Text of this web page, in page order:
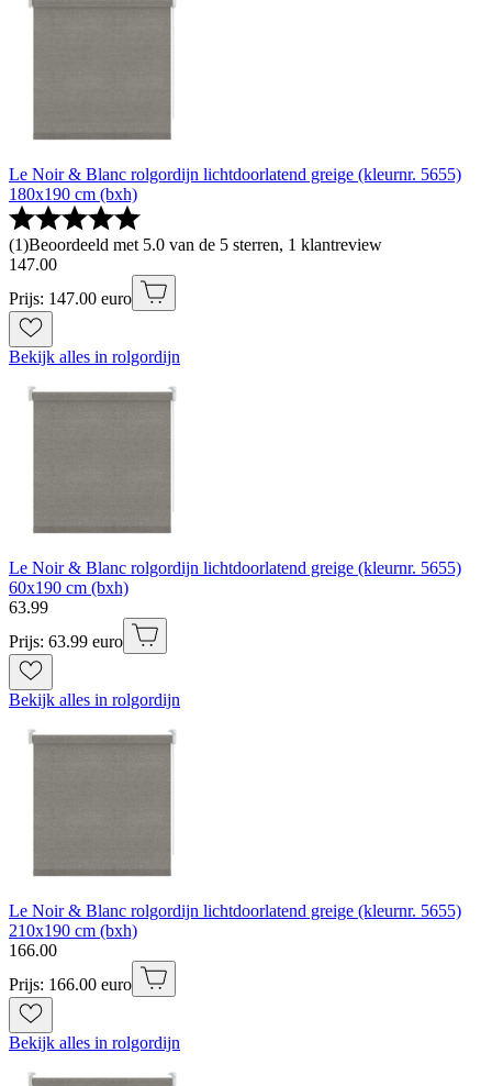
Le Noir & Blanc rolgordijn lichtdoorlatend greige (kleurnr. 5655)
180x190 cm (bxh)
(1)Beoordeeld met 5.0 van de 5 sterren, 1 klantreview
147.00
Prijs: 147.00 euro
Bekijk alles in rolgordijn
Le Noir & Blanc rolgordijn lichtdoorlatend greige (kleurnr. 5655)
60x190 cm (bxh)
63.99
Prijs: 63.99 euro
Bekijk alles in rolgordijn
Le Noir & Blanc rolgordijn lichtdoorlatend greige (kleurnr. 5655)
210x190 cm (bxh)
166.00
Prijs: 166.00 euro
Bekijk alles in rolgordijn